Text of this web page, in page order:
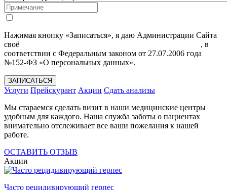
Нажимая кнопку «Записаться», я даю Администрации Сайта
своё
, в
соответствии с Федеральным законом от 27.07.2006 года
№152-ФЗ «О персональных данных».
ЗАПИСАТЬСЯ
Услуги Прейскурант Акции Сдать анализы
Мы стараемся сделать визит в наши медицинские центры
удобным для каждого. Наша служба заботы о пациентах
внимательно отслеживает все ваши пожелания к нашей
работе.
ОСТАВИТЬ ОТЗЫВ
Акции
Часто рецидивирующий герпес